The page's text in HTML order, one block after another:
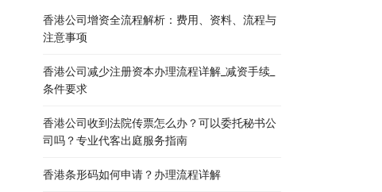
香港公司增资全流程解析：费用、资料、流程与
注意事项
香港公司减少注册资本办理流程详解_减资手续_
条件要求
香港公司收到法院传票怎么办？可以委托秘书公
司吗？专业代客出庭服务指南
香港条形码如何申请？办理流程详解